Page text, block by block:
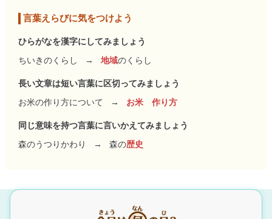
言葉えらびに気をつけよう
ひらがなを漢字にしてみましょう
ちいきのくらし
→ 地域のくらし
長い文章は短い言葉に区切ってみましょう
お米の作り方について
→ お米 作り方
同じ意味を持つ言葉に言いかえてみましょう
森のうつりかわり
→ 森の歴史